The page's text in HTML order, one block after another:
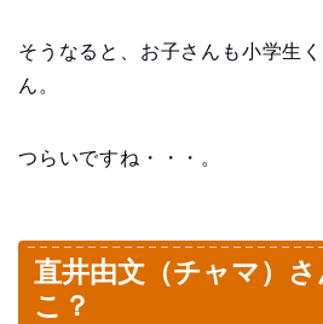
そうなると、お子さんも小学生
ん。
つらいですね・・・。
直井由文（チャマ）
こ？